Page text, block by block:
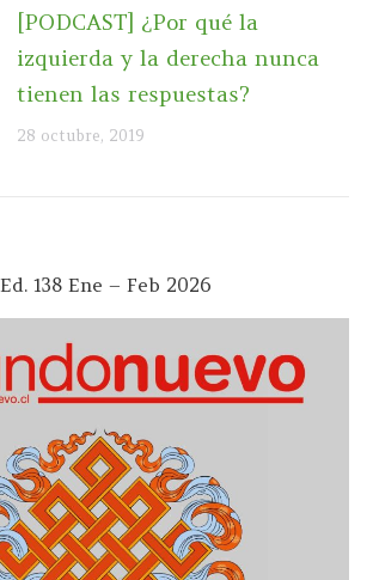
[PODCAST] ¿Por qué la
izquierda y la derecha nunca
tienen las respuestas?
28 octubre, 2019
138 Ene – Feb 2026